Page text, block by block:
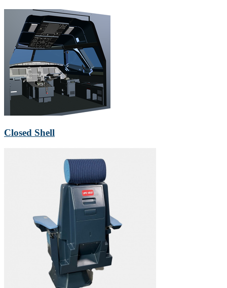
Closed Shell